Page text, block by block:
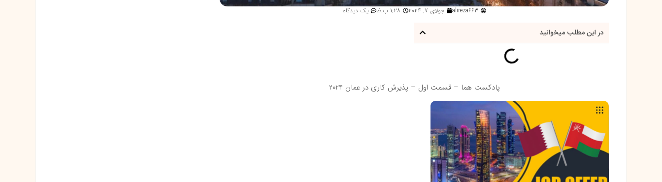
alireza663 جولای 7, 2024 1:28 ب.ظ یک دیدگاه
در این مطلب میخوانید
پادکست هما – قسمت اول – پذیرش کاری در عمان 2024